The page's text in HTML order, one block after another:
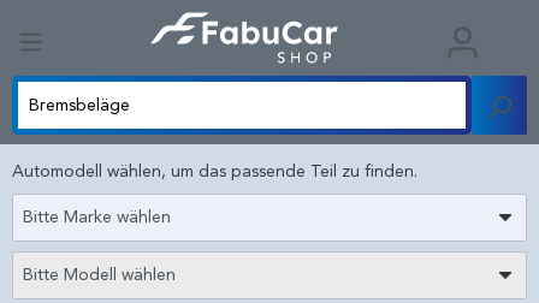
Automodell wählen, um das passende Teil zu finden.
Bitte Marke wählen
Bitte Modell wählen